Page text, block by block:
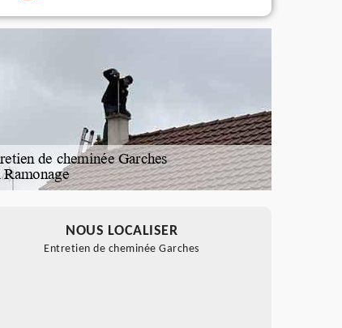
NOUS LOCALISER
Entretien de cheminée Garches